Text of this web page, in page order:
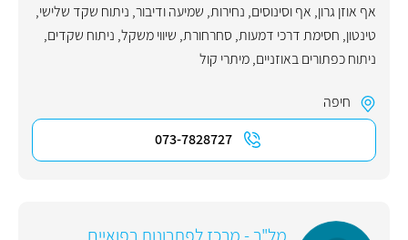
אף אוזן גרון, אף וסינוסים, נחירות, שמיעה ודיבור, ניתוח שקד שלישי,
טינטון, חסימת דרכי דמעות, סחרחורת, שיווי משקל, ניתוח שקדים,
ניתוח כפתורים באוזניים,מיתרי קול
חיפה
073-7828727
מל"ר - מרכז לפתרונות רפואיים